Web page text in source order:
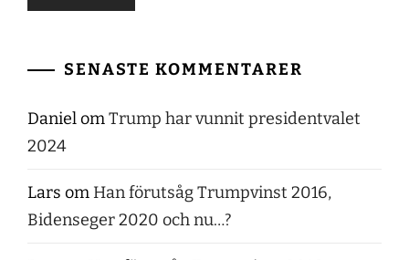
SENASTE KOMMENTARER
DanielomTrump har vunnit presidentvalet
2024
Lars om Han förutsåg Trumpvinst 2016,
Bidenseger 2020 och nu…?